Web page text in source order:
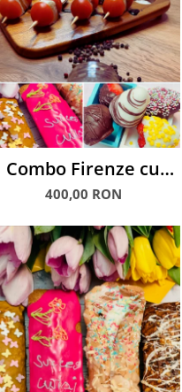
Combo Firenze cu
Mozzarella, Checuri &
400,00 RON